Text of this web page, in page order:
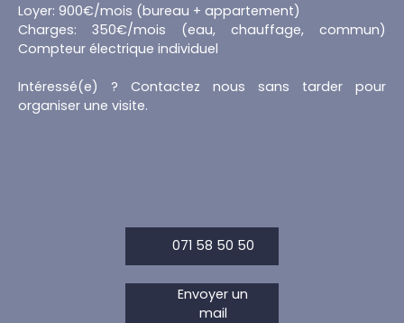
Loyer: 900€/mois (bureau + appartement)
Charges: 350€/mois (eau, chauffage, commun)
Compteur électrique individuel
Intéressé(e) ? Contactez nous sans tarder pour
organiser une visite.
071 58 50 50
Envoyer un
mail